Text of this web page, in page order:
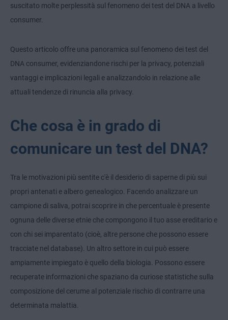
suscitato molte perplessità sul fenomeno dei test del DNA a livello
consumer.
Questo articolo offre una panoramica sul fenomeno dei test del
DNA consumer, evidenziandone rischi per la privacy, potenziali
vantaggi e implicazioni legali e analizzandolo in relazione alle
attuali tendenze di rinuncia alla privacy.
Che cosa è in grado di
comunicare un test del DNA?
Tra le motivazioni più sentite c'è il desiderio di saperne di più sui
propri antenati e albero genealogico. Facendo analizzare un
campione di saliva, potrai scoprire in che percentuale è presente
ognuna delle diverse etnie che compongono il tuo asse ereditario e
con chi sei imparentato (cioè, altre persone che possono essere
tracciate nel database). Un altro settore in cui può essere
ampiamente impiegato è quello della biologia. Possono essere
recuperate informazioni che spaziano da curiose statistiche sulla
composizione del cerume al potenziale rischio di contrarre una
determinata malattia.